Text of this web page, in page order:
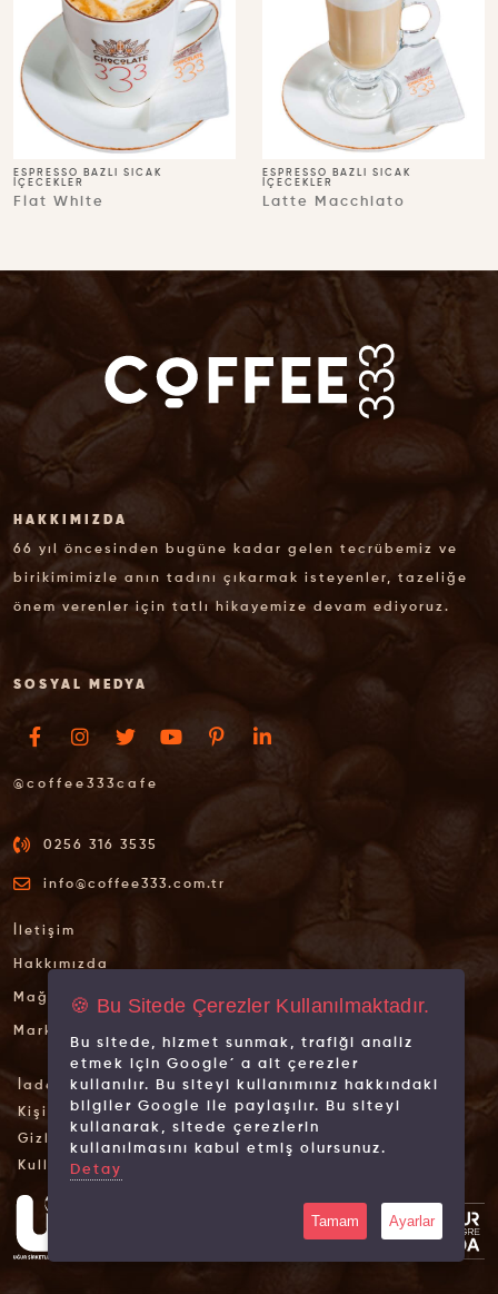
ESPRESSO BAZLI SICAK
İÇECEKLER
Flat White
ESPRESSO BAZLI SICAK
İÇECEKLER
Latte Macchiato
HAKKIMIZDA
66 yıl öncesinden bugüne kadar gelen tecrübemiz ve
birikimimizle anın tadını çıkarmak isteyenler, tazeliğe
önem verenler için tatlı hikayemize devam ediyoruz.
SOSYAL MEDYA
@coffee333cafe
0256 316 3535
info@coffee333.com.tr
İletişim
Hakkımızda
Mağazalarımız
Markalarımız
İade İptal Şartları
Kişisel Verilerin Korunması
Gizlilik İlkeleri
Kullanım Koşulları
© 2026 Tüm hakları saklıdır.
🍪 Bu Sitede Çerezler Kullanılmaktadır.
Bu sitede, hizmet sunmak, trafiği analiz
etmek için Google´ a ait çerezler
kullanılır. Bu siteyi kullanımınız hakkındaki
bilgiler Google ile paylaşılır. Bu siteyi
kullanarak, sitede çerezlerin
kullanılmasını kabul etmiş olursunuz.
Detay
Tamam Ayarlar